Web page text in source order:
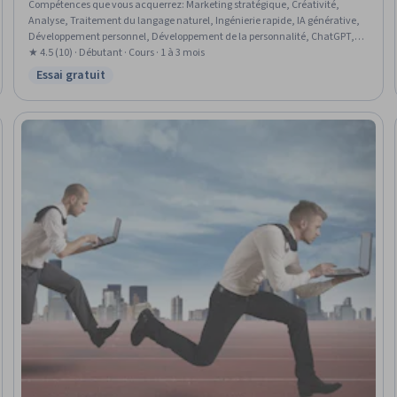
Compétences que vous acquerrez: Marketing stratégique, Créativité,
Analyse, Traitement du langage naturel, Ingénierie rapide, IA générative,
Développement personnel, Développement de la personnalité, ChatGPT,
Création de contenu, Campagnes sur les médias sociaux, Intelligence
artificielle et apprentissage automatique (IA/ML), Marketing,
Personnalisation de l'IA, Marketing de contenu, Analyse Web et SEO,
Conception graphique et visuelle, Marketing numérique, Automatisation,
Normes et conduite éthiques
★ 4.5 (10) · Débutant · Cours · 1 à 3 mois
Statut : Essai gratuit
Essai gratuit